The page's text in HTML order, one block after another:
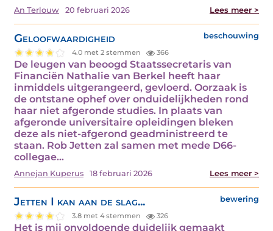
An Terlouw 20 februari 2026 Lees meer >
Geloofwaardigheid beschouwing
4.0 met 2 stemmen 366
De leugen van beoogd Staatssecretaris van
Financiën Nathalie van Berkel heeft haar
inmiddels uitgerangeerd, gevloerd. Oorzaak is
de ontstane ophef over onduidelijkheden rond
haar niet afgeronde studies. In plaats van
afgeronde universitaire opleidingen bleken
deze als niet-afgerond geadministreerd te
staan. Rob Jetten zal samen met mede D66-
collegae…
Annejan Kuperus 18 februari 2026 Lees meer >
Jetten I kan aan de slag... bewering
3.8 met 4 stemmen 326
Het is mij onvoldoende duidelijk gemaakt